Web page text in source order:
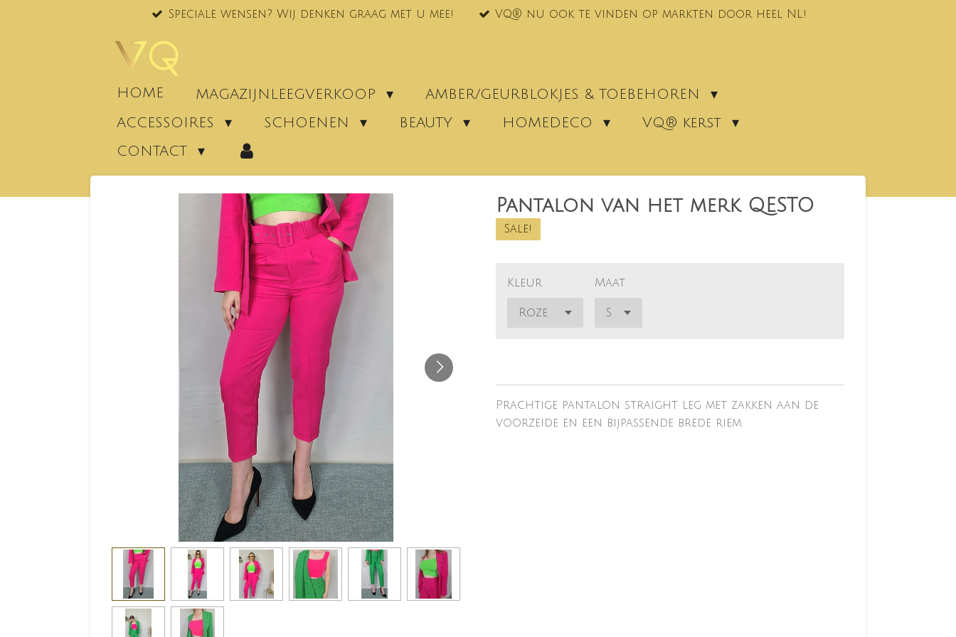
Speciale wensen? Wij denken graag met u mee! VQ® nu ook te vinden op markten door heel NL!
HOME MAGAZIJNLEEGVERKOOP
AMBER/GEURBLOKJES & TOEBEHOREN
ACCESSOIRES
SCHOENEN BEAUTY HOMEDECO
VQ® kerst
CONTACT
Pantalon van het merk QESTO
Sale!
Kleur Maat
Prachtige pantalon straight leg met zakken aan de
voorzeide en een bijpassende brede riem.